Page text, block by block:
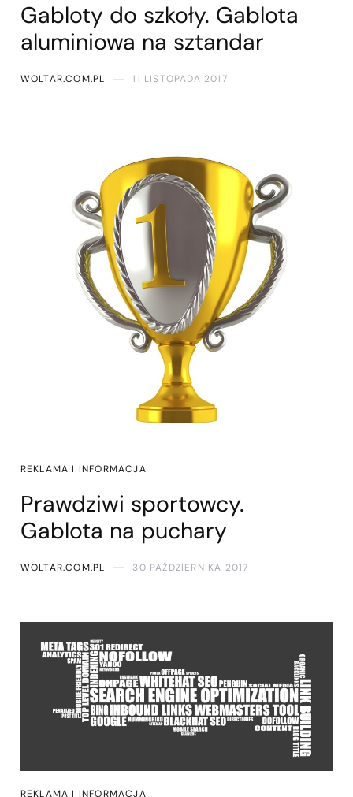
Gabloty do szkoły. Gablota
aluminiowa na sztandar
WOLTAR.COM.PL 11 LISTOPADA 2017
REKLAMA I INFORMACJA
Prawdziwi sportowcy.
Gablota na puchary
WOLTAR.COM.PL 30 PAŹDZIERNIKA 2017
REKLAMA I INFORMACJA